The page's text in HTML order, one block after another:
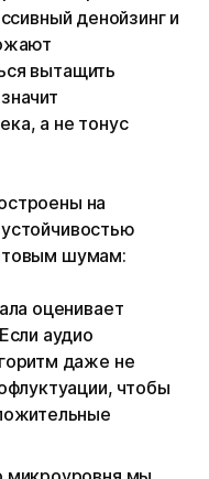
денойзинг и
вытащить
а не тонус
на
шумам:
оценивает
аудио
даже не
чтобы